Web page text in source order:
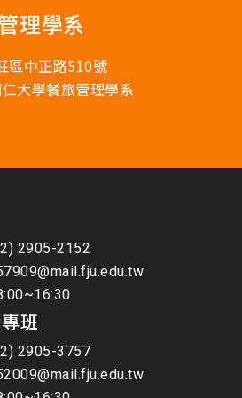
理學系
區中正路510號
大學餐旅管理學系
2905-2152
班
2905-3757